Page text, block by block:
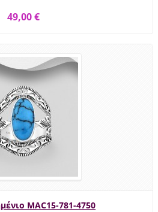
49,00 €
MAC15-781-4750